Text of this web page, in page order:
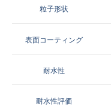
粒子形状
表面コーティング
耐水性
耐水性評価